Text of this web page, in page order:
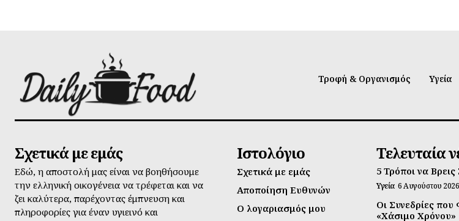
Τροφή & Οργανισμός Υγεία
Σχετικά με εμάς
Εδώ, η αποστολή μας είναι να βοηθήσουμε
την ελληνική οικογένεια να τρέφεται και να
ζει καλύτερα, παρέχοντας έμπνευση και
πληροφορίες για έναν υγιεινό και
Ιστολόγιο
Σχετικά με εμάς
Αποποίηση Ευθυνών
Ο λογαριασμός μου
Τελευταία
5 Τρόποι να
Υγεία 6 Αυγούστου 2026
Οι Συνεδρίες που
«Χάσιμο Χρόνου»